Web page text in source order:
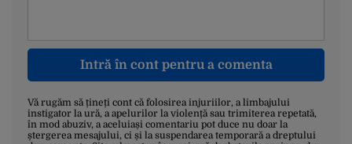
Intră în cont pentru a comenta
Vă rugăm să țineți cont că folosirea injuriilor, a limbajului
instigator la ură, a apelurilor la violență sau trimiterea repetată,
în mod abuziv, a aceluiași comentariu pot duce nu doar la
ștergerea mesajului, ci și la suspendarea temporară a dreptului